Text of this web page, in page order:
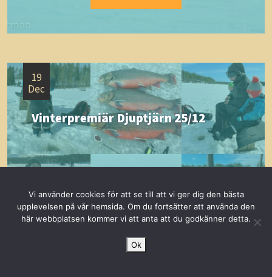
19
Dec
Vinterpremiär Djuptjärn 25/12
Vi använder cookies för att se till att vi ger dig den bästa
upplevelsen på vår hemsida. Om du fortsätter att använda den
här webbplatsen kommer vi att anta att du godkänner detta.
Ok